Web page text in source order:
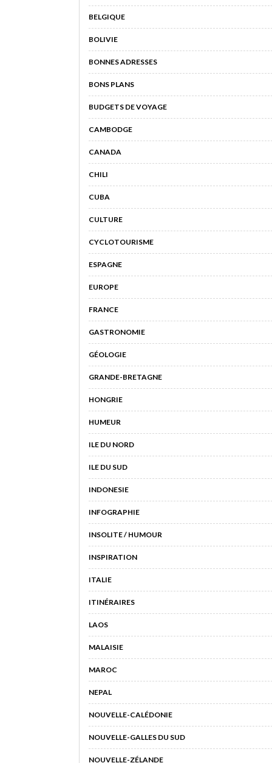
BELGIQUE
BOLIVIE
BONNES ADRESSES
BONS PLANS
BUDGETS DE VOYAGE
CAMBODGE
CANADA
CHILI
CUBA
CULTURE
CYCLOTOURISME
ESPAGNE
EUROPE
FRANCE
GASTRONOMIE
GÉOLOGIE
GRANDE-BRETAGNE
HONGRIE
HUMEUR
ILE DU NORD
ILE DU SUD
INDONESIE
INFOGRAPHIE
INSOLITE / HUMOUR
INSPIRATION
ITALIE
ITINÉRAIRES
LAOS
MALAISIE
MAROC
NEPAL
NOUVELLE-CALÉDONIE
NOUVELLE-GALLES DU SUD
NOUVELLE-ZÉLANDE